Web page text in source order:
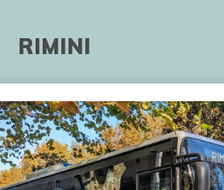
RIMINI